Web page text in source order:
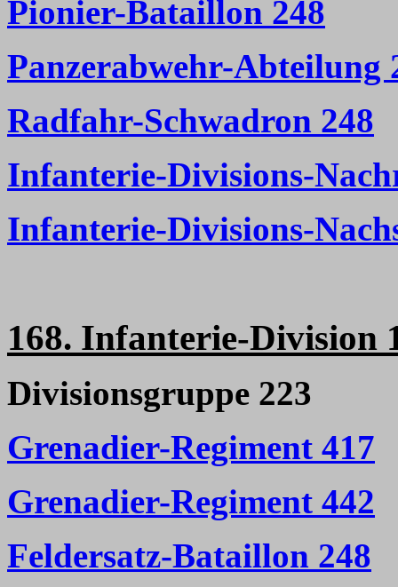
Pionier-Bataillon 248
Panzerabwehr-Abteilung
Radfahr-Schwadron 248
Infanterie-Divisions-
Infanterie-Divisions-
168. Infanterie-Division
Divisionsgruppe 223
Grenadier-Regiment 417
Grenadier-Regiment 442
Feldersatz-Bataillon 248